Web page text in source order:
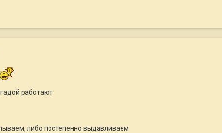
работают
либо постепенно выдавливаем